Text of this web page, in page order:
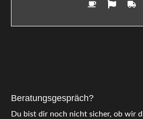
Beratungsgespräch?
Du bist dir noch nicht sicher, ob wir